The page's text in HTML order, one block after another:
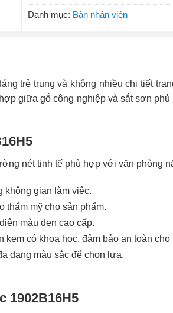
Danh mục: Bàn nhân viên
trẻ trung và không nhiều chi tiết
giữa gỗ công nghiệp và sắt sơn
nét tinh tế phù hợp với văn phòng
không gian làm việc.
thẩm mỹ cho sản phẩm.
màu đen cao cấp.
kem có khoa học, đảm bảo an toàn
dạng màu sắc để chọn lựa.
1902B16H5